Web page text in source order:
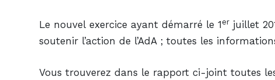
Le nouvel exercice ayant démarré le 1 er juillet
soutenir l’action de l’AdA ; toutes les
Vous trouverez dans le rapport ci-joint toutes